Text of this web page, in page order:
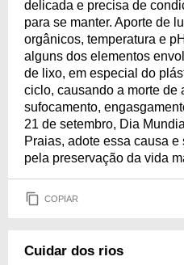
delicada e precisa de
para se manter. Aporte de
orgânicos, temperatura e
alguns dos elementos
de lixo, em especial do
ciclo, causando a morte de
sufocamento,
21 de setembro, Dia
Praias, adote essa causa
pela preservação da vida
COPIAR
Cuidar dos rios